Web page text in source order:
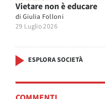
Vietare non è educare
di Giulia Folloni
29 Luglio 2026
ESPLORA SOCIETÀ